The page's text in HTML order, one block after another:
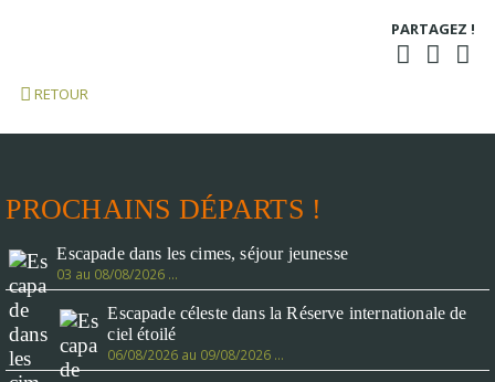
PARTAGEZ !
RETOUR
PROCHAINS DÉPARTS !
Escapade dans les cimes, séjour jeunesse
03 au 08/08/2026 …
Escapade céleste dans la Réserve internationale de
ciel étoilé
06/08/2026 au 09/08/2026 …